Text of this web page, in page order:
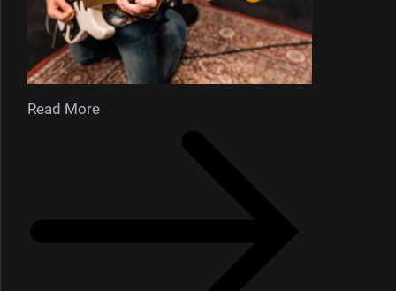
Read More